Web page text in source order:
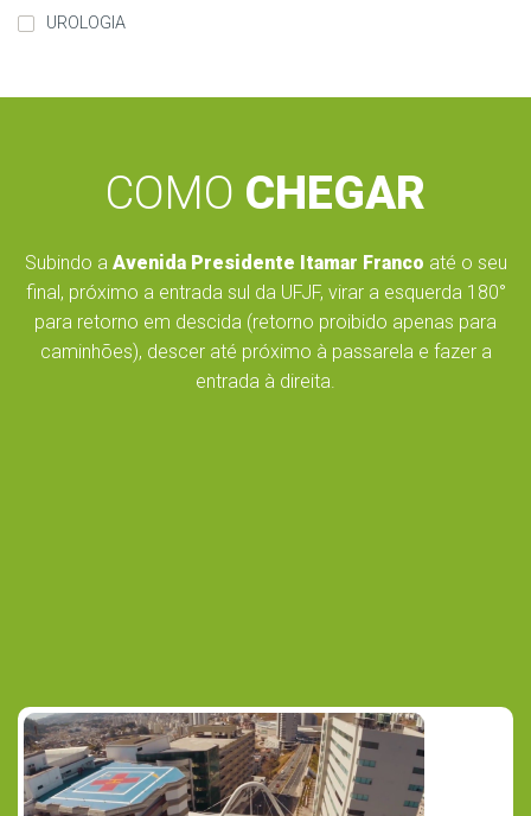
UROLOGIA
COMO CHEGAR
Subindo a Avenida Presidente Itamar Franco até o seu
final, próximo a entrada sul da UFJF, virar a esquerda 180°
para retorno em descida (retorno proibido apenas para
caminhões), descer até próximo à passarela e fazer a
entrada à direita.